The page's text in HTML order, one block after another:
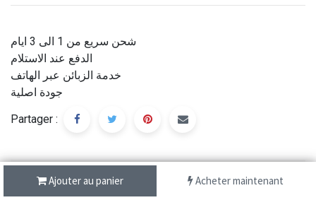
Ajouter au panier Acheter maintenant
شحن سريع من 1 الى 3 ايام
الدفع عند الاستلام
خدمة الزبائن عبر الهاتف
جودة اصلية
Partager :
Description